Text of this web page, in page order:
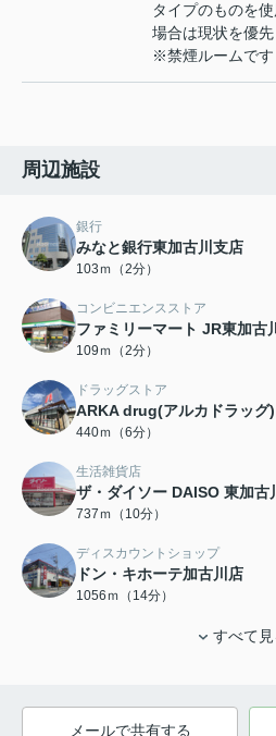
タイプのものを
場合は現状を優先
※禁煙ルームです
周辺施設
銀行
みなと銀行東加古川支店
103ｍ（2分）
コンビニエンスストア
ファミリーマート JR東加古
109ｍ（2分）
ドラッグストア
ARKA drug(アルカドラッグ
440ｍ（6分）
生活雑貨店
ザ・ダイソー DAISO 東加古
737ｍ（10分）
ディスカウントショップ
ドン・キホーテ加古川店
1056ｍ（14分）
すべて見
メールで共有する